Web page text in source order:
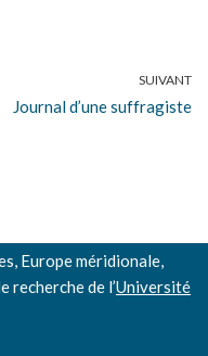
SUIVANT
Journal d’une suffragiste
Europe méridionale,
recherche de l’Université